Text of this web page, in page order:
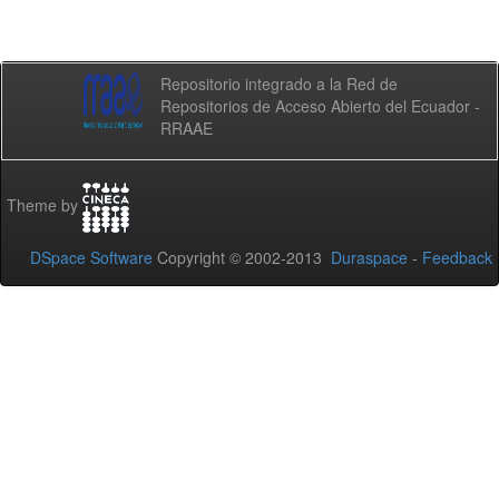
Repositorio integrado a la Red de
Repositorios de Acceso Abierto del Ecuador -
RRAAE
Theme by
DSpace Software Copyright © 2002-2013 Duraspace - Feedback